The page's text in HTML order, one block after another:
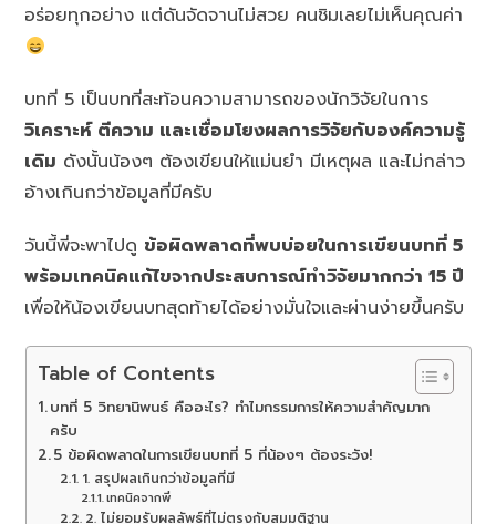
อร่อยทุกอย่าง แต่ดันจัดจานไม่สวย คนชิมเลยไม่เห็นคุณค่า
บทที่ 5 เป็นบทที่สะท้อนความสามารถของนักวิจัยในการ
วิเคราะห์ ตีความ และเชื่อมโยงผลการวิจัยกับองค์ความรู้
เดิม ดังนั้นน้องๆ ต้องเขียนให้แม่นยำ มีเหตุผล และไม่กล่าว
อ้างเกินกว่าข้อมูลที่มีครับ
วันนี้พี่จะพาไปดู ข้อผิดพลาดที่พบบ่อยในการเขียนบทที่ 5
พร้อมเทคนิคแก้ไขจากประสบการณ์ทำวิจัยมากกว่า 15 ปี
เพื่อให้น้องเขียนบทสุดท้ายได้อย่างมั่นใจและผ่านง่ายขึ้นครับ
Table of Contents
บทที่ 5 วิทยานิพนธ์ คืออะไร? ทำไมกรรมการให้ความสำคัญมาก
ครับ
5 ข้อผิดพลาดในการเขียนบทที่ 5 ที่น้องๆ ต้องระวัง!
1. สรุปผลเกินกว่าข้อมูลที่มี
เทคนิคจากพี่
2. ไม่ยอมรับผลลัพธ์ที่ไม่ตรงกับสมมติฐาน